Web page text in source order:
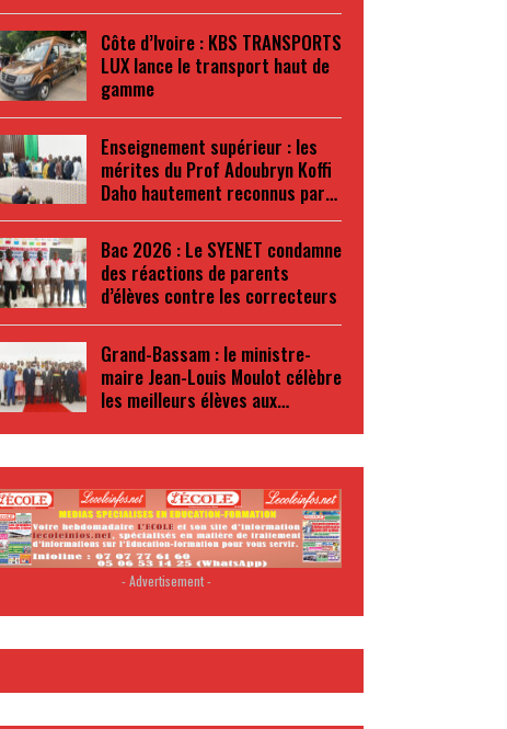
Côte d’Ivoire : KBS TRANSPORTS
LUX lance le transport haut de
gamme
Enseignement supérieur : les
mérites du Prof Adoubryn Koffi
Daho hautement reconnus par…
Bac 2026 : Le SYENET condamne
des réactions de parents
d’élèves contre les correcteurs
Grand-Bassam : le ministre-
maire Jean-Louis Moulot célèbre
les meilleurs élèves aux…
- Advertisement -